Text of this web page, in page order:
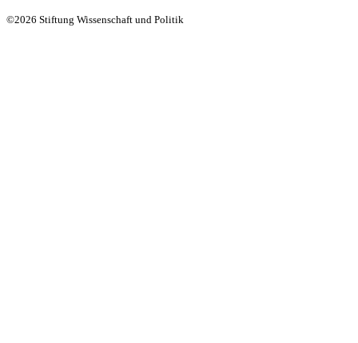
©2026 Stiftung Wissenschaft und Politik